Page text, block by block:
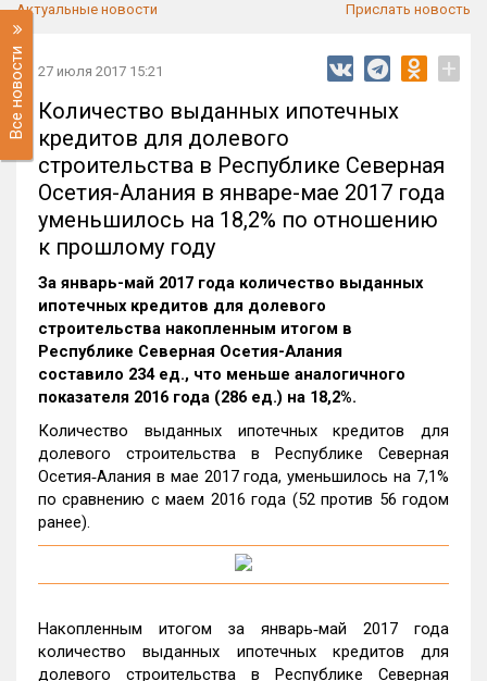
Актуальные новости Прислать новость
Все новости 27 июля 2017 15:21 +
Количество выданных ипотечных
кредитов для долевого
строительства в Республике Северная
Осетия-Алания в январе-мае 2017 года
уменьшилось на 18,2% по отношению
к прошлому году
За январь-май 2017 года количество выданных
ипотечных кредитов для долевого
строительства накопленным итогом в
Республике Северная Осетия-Алания
составило 234 ед., что меньше аналогичного
показателя 2016 года (286 ед.) на 18,2%.
Количество выданных ипотечных кредитов для
долевого строительства в Республике Северная
Осетия‑Алания в мае 2017 года, уменьшилось на 7,1%
по сравнению с маем 2016 года (52 против 56 годом
ранее).
Накопленным итогом за январь‑май 2017 года
количество выданных ипотечных кредитов для
долевого строительства в Республике Северная